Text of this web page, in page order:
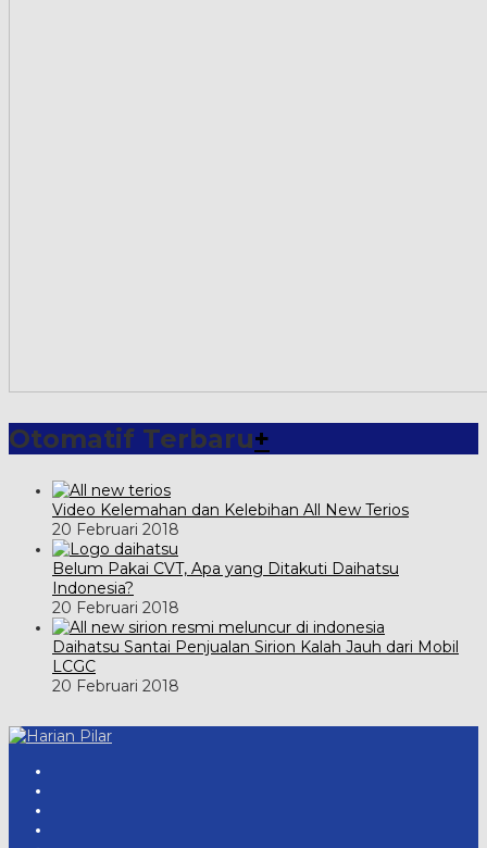
Otomatif Terbaru+
Video Kelemahan dan Kelebihan All New Terios
20 Februari 2018
Belum Pakai CVT, Apa yang Ditakuti Daihatsu
Indonesia?
20 Februari 2018
Daihatsu Santai Penjualan Sirion Kalah Jauh dari Mobil
LCGC
20 Februari 2018